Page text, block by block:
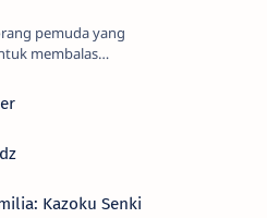
membalas
seniman bela diri
dikhianati oleh anak
Kazoku Senki